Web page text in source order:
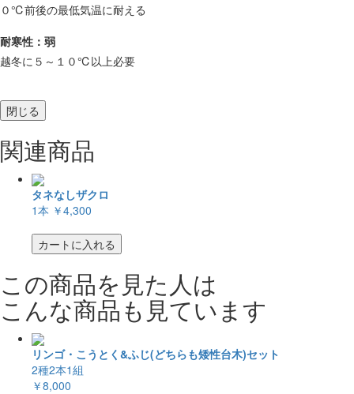
０℃前後の最低気温に耐える
耐寒性：弱
越冬に５～１０℃以上必要
閉じる
関連商品
タネなしザクロ
1本 ￥4,300
カートに入れる
この商品を見た人は
こんな商品も見ています
リンゴ・こうとく&ふじ(どちらも矮性台木)セット
2種2本1組
￥8,000